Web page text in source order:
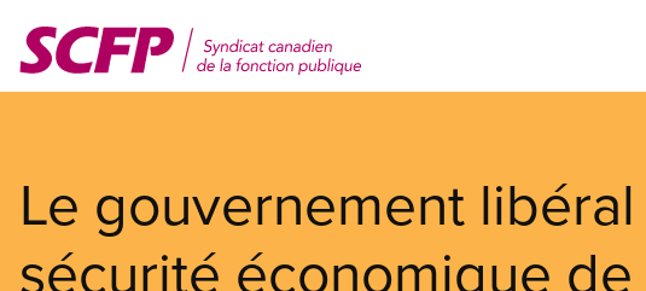
contenu
Le gouvernement
sécurité économique